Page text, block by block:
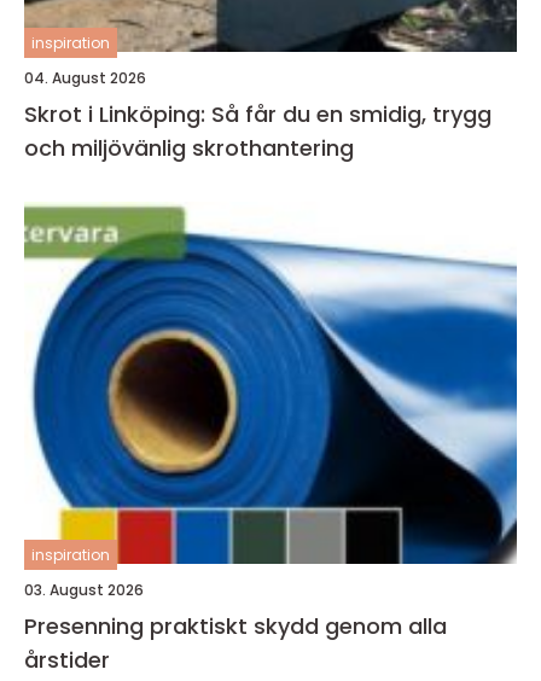
inspiration
04. August 2026
Skrot i Linköping: Så får du en smidig, trygg
och miljövänlig skrothantering
inspiration
03. August 2026
Presenning praktiskt skydd genom alla
årstider